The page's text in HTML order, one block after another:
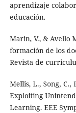
aprendizaje
educación.
Marin, V., & Avello
formación de los
Revista de
Mellis, L., Song, C.,
Exploiting
Learning. EEE